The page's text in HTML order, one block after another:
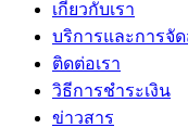
เกี่ยวกับเรา
บริการและการจัด
ติดต่อเรา
วิธีการชำระเงิน
ข่าวสาร